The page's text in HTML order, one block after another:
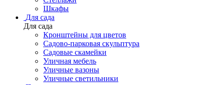
Шкафы
Для сада
Для сада
Кронштейны для цветов
Садово-парковая скульптура
Садовые скамейки
Уличная мебель
Уличные вазоны
Уличные светильники